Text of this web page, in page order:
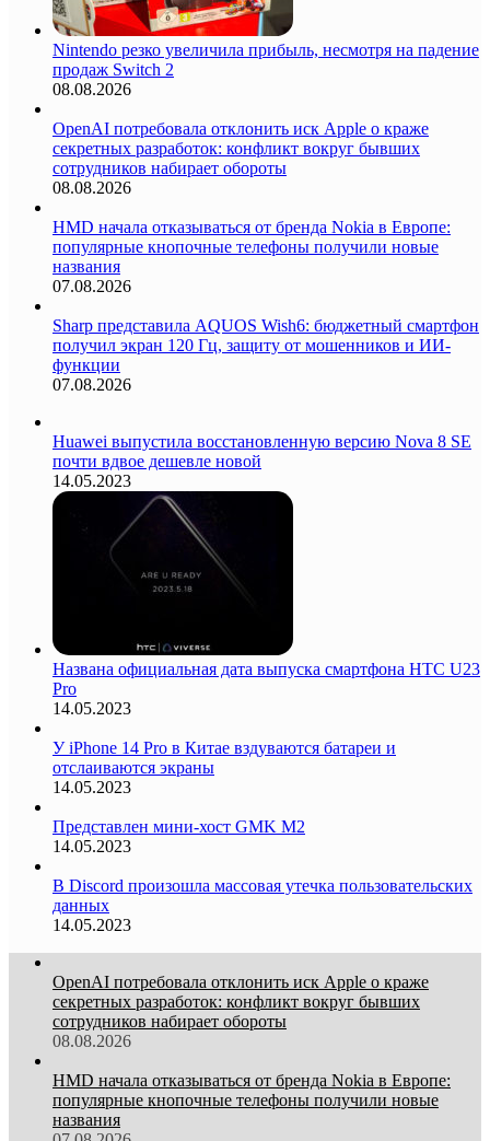
Nintendo резко увеличила прибыль, несмотря на падение
продаж Switch 2
08.08.2026
OpenAI потребовала отклонить иск Apple о краже
секретных разработок: конфликт вокруг бывших
сотрудников набирает обороты
08.08.2026
HMD начала отказываться от бренда Nokia в Европе:
популярные кнопочные телефоны получили новые
названия
07.08.2026
Sharp представила AQUOS Wish6: бюджетный смартфон
получил экран 120 Гц, защиту от мошенников и ИИ-
функции
07.08.2026
Huawei выпустила восстановленную версию Nova 8 SE
почти вдвое дешевле новой
14.05.2023
Названа официальная дата выпуска смартфона HTC U23
Pro
14.05.2023
У iPhone 14 Pro в Китае вздуваются батареи и
отслаиваются экраны
14.05.2023
Представлен мини-хост GMK M2
14.05.2023
В Discord произошла массовая утечка пользовательских
данных
14.05.2023
OpenAI потребовала отклонить иск Apple о краже
секретных разработок: конфликт вокруг бывших
сотрудников набирает обороты
08.08.2026
HMD начала отказываться от бренда Nokia в Европе:
популярные кнопочные телефоны получили новые
названия